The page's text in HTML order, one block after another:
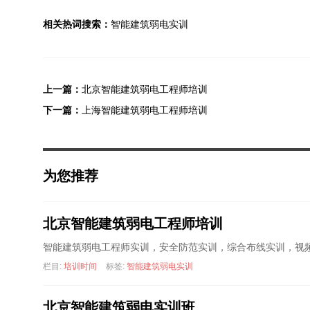
相关热词搜索： 智能建筑弱电实训
上一篇： 北京智能建筑弱电工程师培训
下一篇：
上海智能建筑弱电工程师培训
为您推荐
北京智能建筑弱电工程师培训
智能建筑弱电工程师实训，安全防范实训，综合布线实训，视
栏目: 培训时间 标签: 智能建筑弱电实训